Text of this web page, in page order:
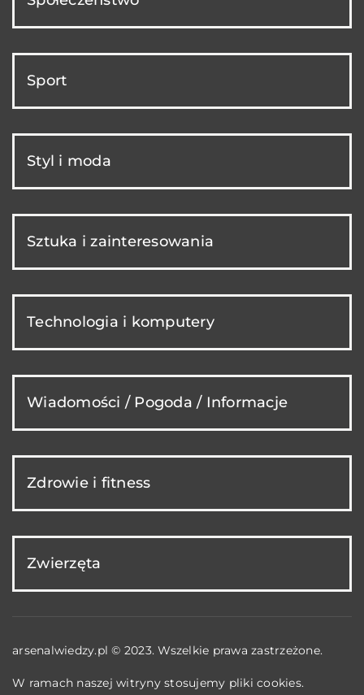
Sport
Styl i moda
Sztuka i zainteresowania
Technologia i komputery
Wiadomości / Pogoda / Informacje
Zdrowie i fitness
Zwierzęta
arsenalwiedzy.pl © 2023. Wszelkie prawa zastrzeżone.
W ramach naszej witryny stosujemy pliki cookies.